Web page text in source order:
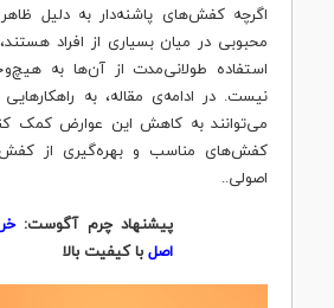
اگرچه کفش‌های پاشنه‌دار به دلیل
محبوبی در میان بسیاری از افراد
استفاده طولانی‌مدت از آن‌ها به
نیست. در ادامه‌ی مقاله، به
می‌توانند به کاهش این عوارض کمک
کفش‌های مناسب و بهره‌گیری از
اصولی..
پیشنهاد چرم آگوست:
اصلبا کیفیت بالا